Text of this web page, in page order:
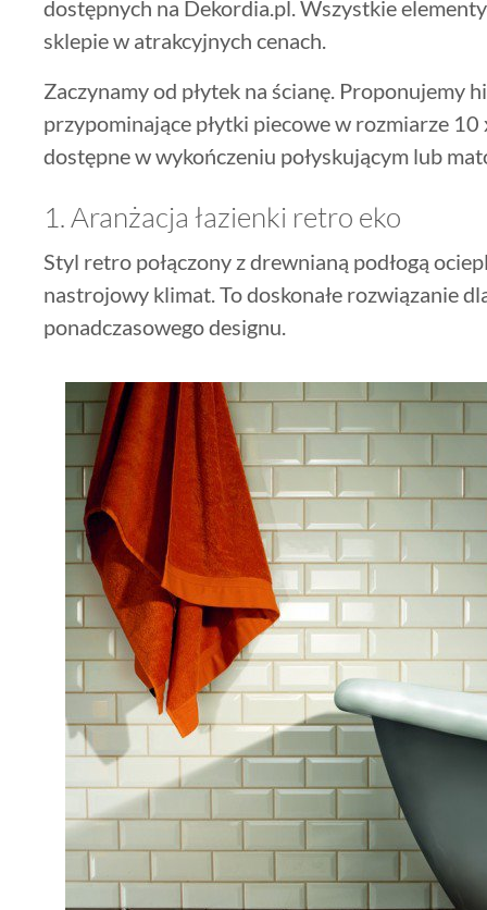
dostępnych na Dekordia.pl. Wszystkie
sklepie w atrakcyjnych cenach.
Zaczynamy od płytek na ścianę. Proponujemy
przypominające płytki piecowe w rozmiarze 10
dostępne w wykończeniu połyskującym lub
1. Aranżacja łazienki retro eko
Styl retro połączony z drewnianą podłogą
nastrojowy klimat. To doskonałe rozwiązanie
ponadczasowego designu.